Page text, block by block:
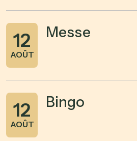
12
AOÛT
Messe
12
AOÛT
Bingo